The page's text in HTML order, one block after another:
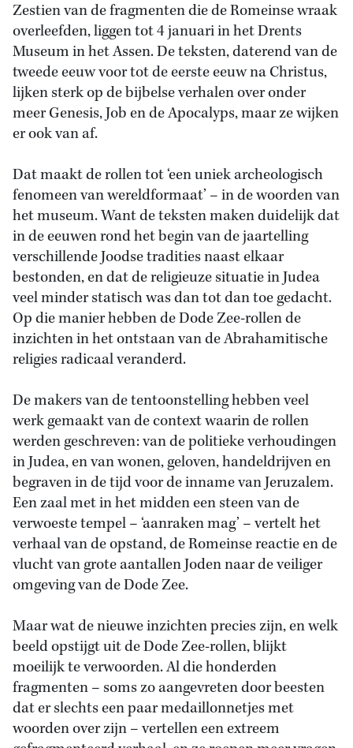
Zestien van de fragmenten die de Romeinse wraak
overleefden, liggen tot 4 januari in het Drents
Museum in het Assen. De teksten, daterend van de
tweede eeuw voor tot de eerste eeuw na Christus,
lijken sterk op de bijbelse verhalen over onder
meer Genesis, Job en de Apocalyps, maar ze wijken
er ook van af.
Dat maakt de rollen tot ‘een uniek archeologisch
fenomeen van wereldformaat’ – in de woorden van
het museum. Want de teksten maken duidelijk dat
in de eeuwen rond het begin van de jaartelling
verschillende Joodse tradities naast elkaar
bestonden, en dat de religieuze situatie in Judea
veel minder statisch was dan tot dan toe gedacht.
Op die manier hebben de Dode Zee-rollen de
inzichten in het ontstaan van de Abrahamitische
religies radicaal veranderd.
De makers van de tentoonstelling hebben veel
werk gemaakt van de context waarin de rollen
werden geschreven: van de politieke verhoudingen
in Judea, en van wonen, geloven, handeldrijven en
begraven in de tijd voor de inname van Jeruzalem.
Een zaal met in het midden een steen van de
verwoeste tempel – ‘aanraken mag’ – vertelt het
verhaal van de opstand, de Romeinse reactie en de
vlucht van grote aantallen Joden naar de veiliger
omgeving van de Dode Zee.
Maar wat de nieuwe inzichten precies zijn, en welk
beeld opstijgt uit de Dode Zee-rollen, blijkt
moeilijk te verwoorden. Al die honderden
fragmenten – soms zo aangevreten door beesten
dat er slechts een paar medaillonnetjes met
woorden over zijn – vertellen een extreem